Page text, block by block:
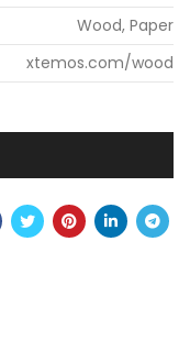
Wood, Paper
xtemos.com/wood